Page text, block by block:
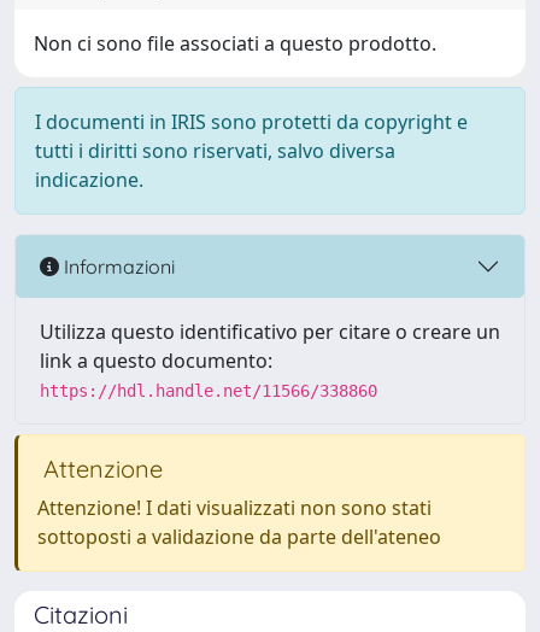
Non ci sono file associati a questo prodotto.
I documenti in IRIS sono protetti da copyright e
tutti i diritti sono riservati, salvo diversa
indicazione.
Informazioni
Utilizza questo identificativo per citare o creare un
link a questo documento:
https://hdl.handle.net/11566/338860
Attenzione
Attenzione! I dati visualizzati non sono stati
sottoposti a validazione da parte dell'ateneo
Citazioni